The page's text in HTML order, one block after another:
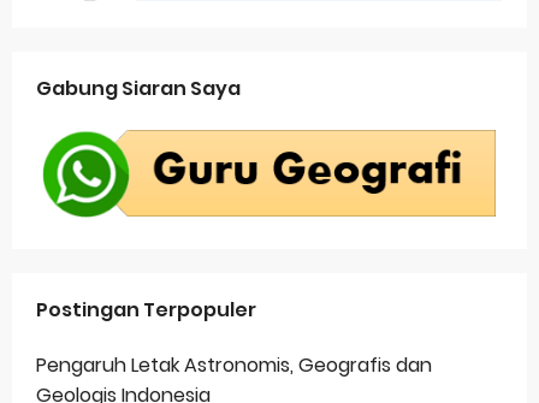
Gabung Siaran Saya
Postingan Terpopuler
Pengaruh Letak Astronomis, Geografis dan
Geologis Indonesia